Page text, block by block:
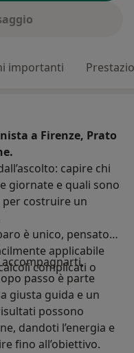
importanti
a Firenze, Prato
capire chi
giornate e quali sono
per costruire un
è unico, pensato
applicabile
complicati o
passo è parte
giusta guida e un
possono
dandoti l’energia e
fino all’obiettivo.